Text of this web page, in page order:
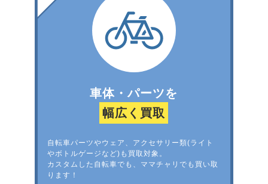
車体・パーツを
幅広く買取
自転車パーツやウェア、アクセサリー類(ライト
やボトルゲージなど)も買取対象。
カスタムした自転車でも、ママチャリでも買い取
ります！